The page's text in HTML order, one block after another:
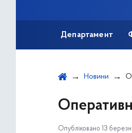
Департамент
Новини
Опубліковано 13